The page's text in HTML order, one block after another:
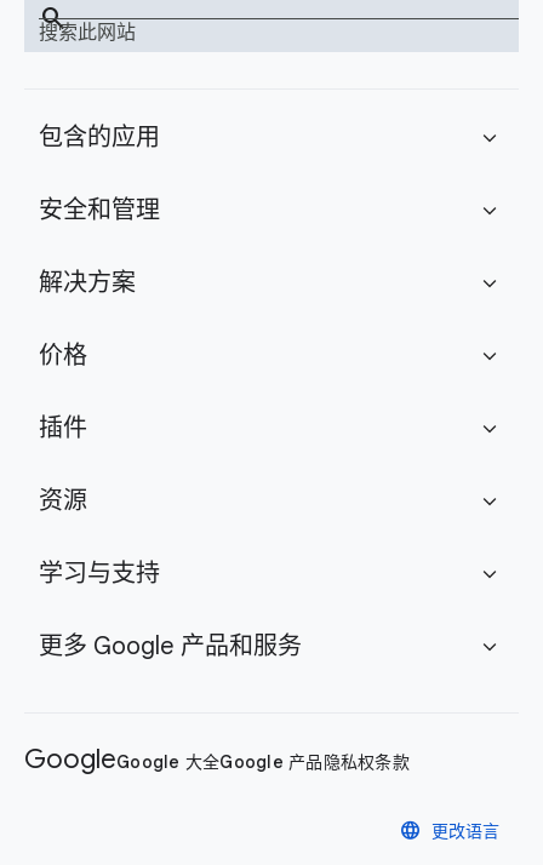
搜索此网站
search
包含的应用 expand_more
安全和管理 expand_more
解决方案 expand_more
价格 expand_more
插件 expand_more
资源 expand_more
学习与支持 expand_more
更多 Google 产品和服务 expand_more
GoogleGoogle 大全Google 产品隐私权条款
language 更改语言